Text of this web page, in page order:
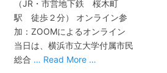
（JR・市営地下鉄 桜木町
駅 徒歩２分） オンライン参
加：ZOOMによるオンライン
当日は、横浜市立大学付属市民
総合 … Read More …